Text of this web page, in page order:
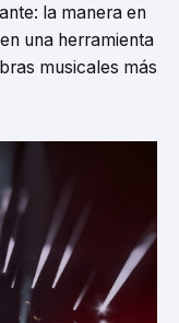
la manera en
una herramienta
musicales más